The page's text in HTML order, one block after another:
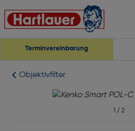
Terminvereinbarung
Objektivfilter
1 / 2